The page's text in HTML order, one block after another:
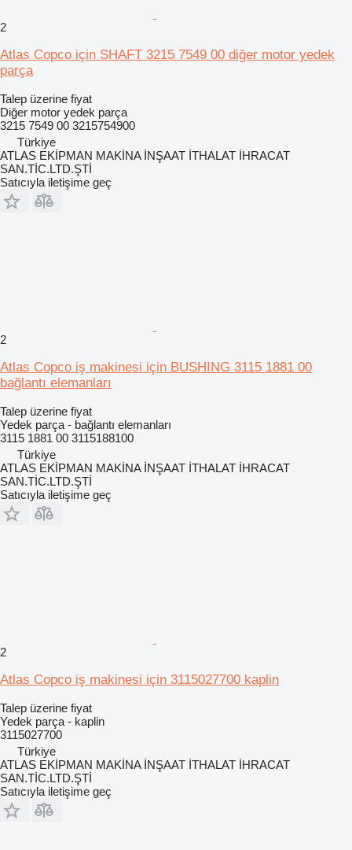
2
Atlas Copco için SHAFT 3215 7549 00 diğer motor yedek
parça
Talep üzerine fiyat
Diğer motor yedek parça
3215 7549 00 3215754900
Türkiye
ATLAS EKİPMAN MAKİNA İNŞAAT İTHALAT İHRACAT
SAN.TİC.LTD.ŞTİ
Satıcıyla iletişime geç
2
Atlas Copco iş makinesi için BUSHING 3115 1881 00
bağlantı elemanları
Talep üzerine fiyat
Yedek parça - bağlantı elemanları
3115 1881 00 3115188100
Türkiye
ATLAS EKİPMAN MAKİNA İNŞAAT İTHALAT İHRACAT
SAN.TİC.LTD.ŞTİ
Satıcıyla iletişime geç
2
Atlas Copco iş makinesi için 3115027700 kaplin
Talep üzerine fiyat
Yedek parça - kaplin
3115027700
Türkiye
ATLAS EKİPMAN MAKİNA İNŞAAT İTHALAT İHRACAT
SAN.TİC.LTD.ŞTİ
Satıcıyla iletişime geç